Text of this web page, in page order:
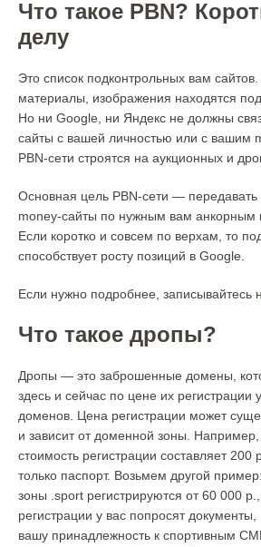
Что такое PBN?
делу
Это список подконтрольных вам сайтов.
материалы, изображения находятся
Но ни Google, ни Яндекс не должны
сайты с вашей личностью или с вашим
PBN-сети строятся на аукционных и
Основная цель PBN-сети —
money-сайты по нужным вам анкорным
Если коротко и совсем по верхам, то
способствует росту позиций в Google.
Если нужно подробнее, записывайтесь
Что такое дропы?
Дропы — это заброшенные домены,
здесь и сейчас по цене их регистрации
доменов. Цена регистрации может
и зависит от доменной зоны.
стоимость регистрации составляет 200
только паспорт. Возьмем другой
зоны .sport регистрируются от 60 000
регистрации у вас попросят
вашу принадлежность к спортивным